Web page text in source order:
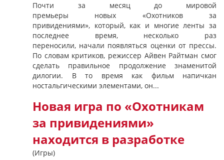
Почти за месяц до мировой
премьеры новых «Охотников за
привидениями», который, как и многие ленты за
последнее время, несколько раз
переносили, начали появляться оценки от прессы.
По словам критиков, режиссер Айвен Райтман смог
сделать правильное продолжение знаменитой
дилогии. В то время как фильм напичкан
ностальгическими элементами, он...
Новая игра по «Охотникам
за привидениями»
находится в разработке
(Игры)